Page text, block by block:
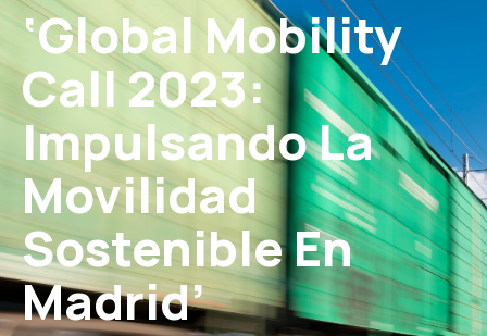
‘Global Mobility
Call 2023:
Impulsando La
Movilidad
Sostenible En
Madrid’